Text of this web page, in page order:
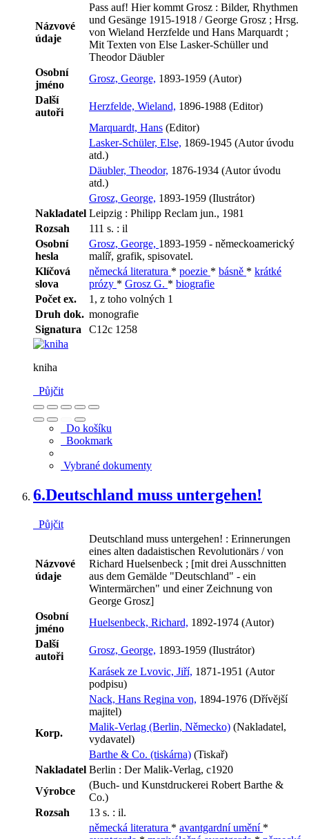
Názvové
údaje
Pass auf! Hier kommt Grosz : Bilder, Rhythmen
und Gesänge 1915-1918 / George Grosz ; Hrsg.
von Wieland Herzfelde und Hans Marquardt ;
Mit Texten von Else Lasker-Schüller und
Theodor Däubler
Osobní
jméno
Grosz, George, 1893-1959 (Autor)
Další
autoři
Herzfelde, Wieland, 1896-1988 (Editor)
Marquardt, Hans (Editor)
Lasker-Schüler, Else, 1869-1945 (Autor úvodu
atd.)
Däubler, Theodor, 1876-1934 (Autor úvodu
atd.)
Grosz, George, 1893-1959 (Ilustrátor)
Nakladatel Leipzig : Philipp Reclam jun., 1981
Rozsah
111 s. : il
Osobní
hesla
Grosz, George, 1893-1959 - německoamerický
malíř, grafik, spisovatel.
Klíčová
slova
německá literatura * poezie * básně * krátké
prózy * Grosz G. * biografie
Počet ex.
1, z toho volných 1
Druh dok. monografie
Signatura
C12c 1258
kniha
Půjčit
Do košíku
Bookmark
Vybrané dokumenty
6.Deutschland muss untergehen!
Půjčit
Názvové
údaje
Deutschland muss untergehen! : Erinnerungen
eines alten dadaistischen Revolutionärs / von
Richard Huelsenbeck ; [mit drei Ausschnitten
aus dem Gemälde "Deutschland" - ein
Wintermärchen" und einer Zeichnung von
George Grosz]
Osobní
jméno
Huelsenbeck, Richard, 1892-1974 (Autor)
Další
autoři
Grosz, George, 1893-1959 (Ilustrátor)
Karásek ze Lvovic, Jiří, 1871-1951 (Autor
podpisu)
Nack, Hans Regina von, 1894-1976 (Dřívější
majitel)
Korp.
Malik-Verlag (Berlin, Německo) (Nakladatel,
vydavatel)
Barthe & Co. (tiskárna) (Tiskař)
Nakladatel Berlin : Der Malik-Verlag, c1920
Výrobce
(Buch- und Kunstdruckerei Robert Barthe &
Co.)
Rozsah
13 s. : il.
německá literatura * avantgardní umění *